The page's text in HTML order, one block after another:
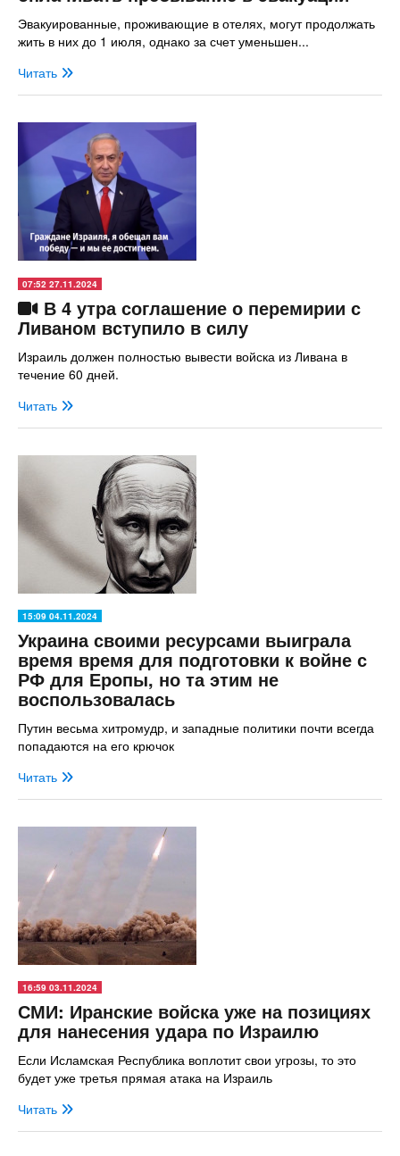
Эвакуированные, проживающие в отелях, могут продолжать
жить в них до 1 июля, однако за счет уменьшен...
Читать
07:52 27.11.2024
В 4 утра соглашение о перемирии с
Ливаном вступило в силу
Израиль должен полностью вывести войска из Ливана в
течение 60 дней.
Читать
15:09 04.11.2024
Украина своими ресурсами выиграла
время время для подготовки к войне с
РФ для Еропы, но та этим не
воспользовалась
Путин весьма хитромудр, и западные политики почти всегда
попадаются на его крючок
Читать
16:59 03.11.2024
СМИ: Иранские войска уже на позициях
для нанесения удара по Израилю
Если Исламская Республика воплотит свои угрозы, то это
будет уже третья прямая атака на Израиль
Читать